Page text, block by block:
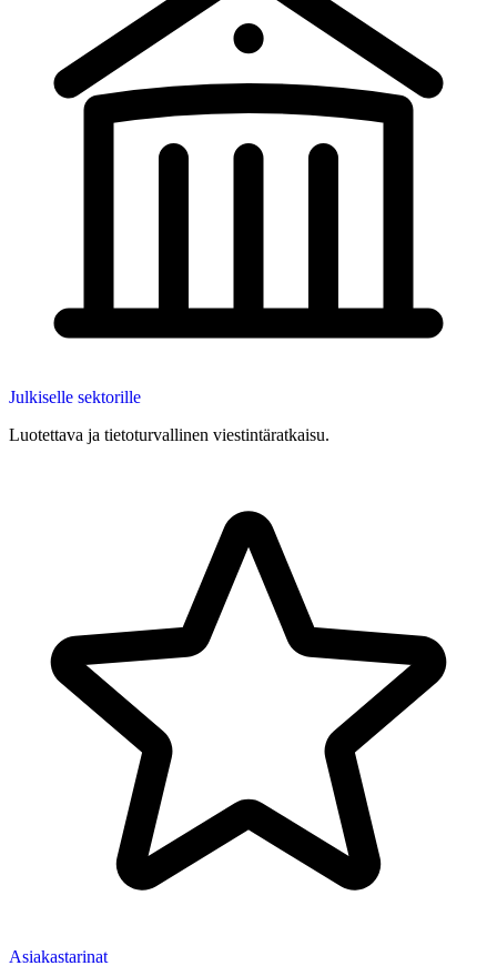
Julkiselle sektorille
Luotettava ja tietoturvallinen viestintäratkaisu.
Asiakastarinat